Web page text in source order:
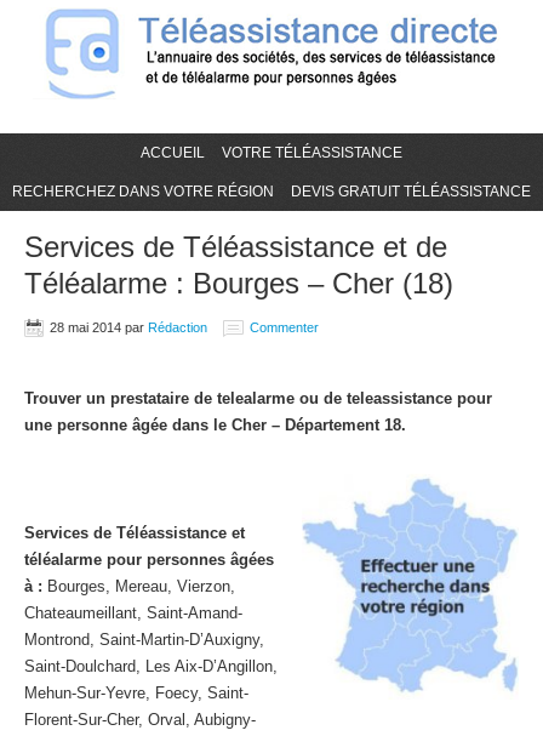
ACCUEIL VOTRE TÉLÉASSISTANCE
RECHERCHEZ DANS VOTRE RÉGION DEVIS GRATUIT TÉLÉASSISTANCE
Services de Téléassistance et de
Téléalarme : Bourges – Cher (18)
28 mai 2014 par Rédaction Commenter
Trouver un prestataire de telealarme ou de teleassistance pour
une personne âgée dans le Cher – Département 18.
Services de Téléassistance et
téléalarme pour personnes âgées
à : Bourges, Mereau, Vierzon,
Chateaumeillant, Saint-Amand-
Montrond, Saint-Martin-D’Auxigny,
Saint-Doulchard, Les Aix-D’Angillon,
Mehun-Sur-Yevre, Foecy, Saint-
Florent-Sur-Cher, Orval, Aubigny-